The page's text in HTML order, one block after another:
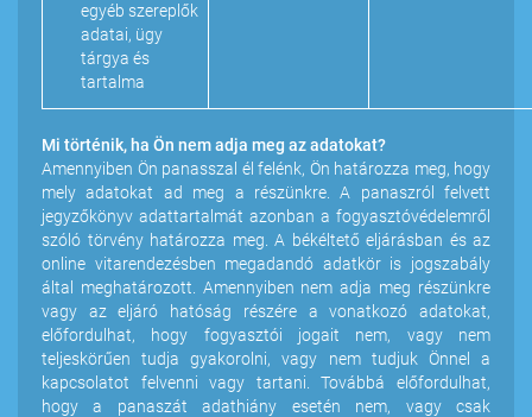
egyéb szereplők
adatai, ügy
tárgya és
tartalma
Mi történik, ha Ön nem adja meg az adatokat?
Amennyiben Ön panasszal él felénk, Ön határozza meg, hogy
mely adatokat ad meg a részünkre. A panaszról felvett
jegyzőkönyv adattartalmát azonban a fogyasztóvédelemről
szóló törvény határozza meg. A békéltető eljárásban és az
online vitarendezésben megadandó adatkör is jogszabály
által meghatározott. Amennyiben nem adja meg részünkre
vagy az eljáró hatóság részére a vonatkozó adatokat,
előfordulhat, hogy fogyasztói jogait nem, vagy nem
teljeskörűen tudja gyakorolni, vagy nem tudjuk Önnel a
kapcsolatot felvenni vagy tartani. Továbbá előfordulhat,
hogy a panaszát adathiány esetén nem, vagy csak